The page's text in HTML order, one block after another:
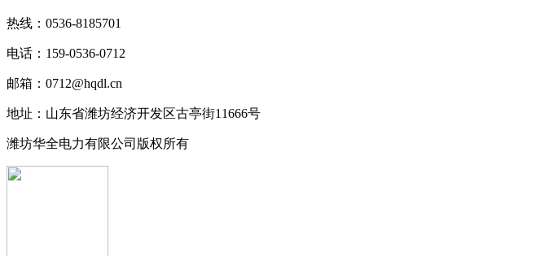
热线：0536-8185701
电话：159-0536-0712
邮箱：0712@hqdl.cn
地址：山东省潍坊经济开发区古亭街11666号
潍坊华全电力有限公司版权所有